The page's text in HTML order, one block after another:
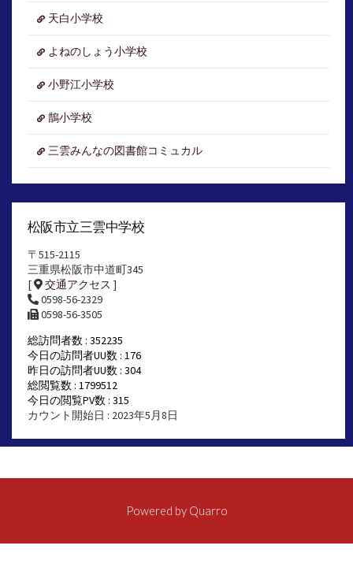
天白小学校
よねのしょう小学校
小野江小学校
鵲小学校
三雲みんなの図書館コミュカル
松阪市立三雲中学校
〒515-2115
三重県松阪市中道町345
[
交通アクセス ]
0598-56-2329
0598-56-3505
総訪問者数 : 352235
今日の訪問者UU数 : 176
昨日の訪問者UU数 : 304
総閲覧数 : 1799512
今日の閲覧PV数 : 315
カウント開始日 : 2023年5月8日
Powered by Quarro